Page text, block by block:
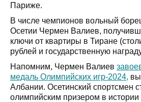
Париже.
В числе чемпионов вольный
Осетии Чермен Валиев,
ключи от квартиры в Тиране
рублей и государственную
Напомним, Чермен Валиев
медаль Олимпийских игр-2024,
Албании. Осетинский спортсмен
олимпийским призером в истории